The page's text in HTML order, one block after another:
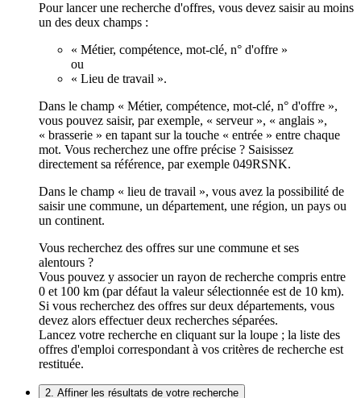
Pour lancer une recherche d'offres, vous devez saisir au moins
un des deux champs :
« Métier, compétence, mot-clé, n° d'offre »
ou
« Lieu de travail ».
Dans le champ « Métier, compétence, mot-clé, n° d'offre »,
vous pouvez saisir, par exemple, « serveur », « anglais »,
« brasserie » en tapant sur la touche « entrée » entre chaque
mot. Vous recherchez une offre précise ? Saisissez
directement sa référence, par exemple 049RSNK.
Dans le champ « lieu de travail », vous avez la possibilité de
saisir une commune, un département, une région, un pays ou
un continent.
Vous recherchez des offres sur une commune et ses
alentours ?
Vous pouvez y associer un rayon de recherche compris entre
0 et 100 km (par défaut la valeur sélectionnée est de 10 km).
Si vous recherchez des offres sur deux départements, vous
devez alors effectuer deux recherches séparées.
Lancez votre recherche en cliquant sur la loupe ; la liste des
offres d'emploi correspondant à vos critères de recherche est
restituée.
2. Affiner les résultats de votre recherche